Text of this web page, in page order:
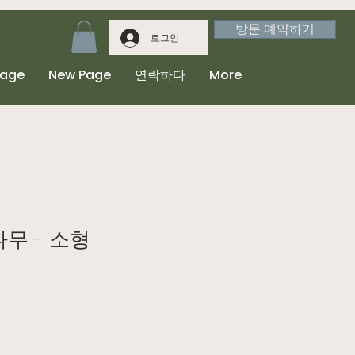
로그인 방문 예약하기
New Page 연락하다 More
무 - 소형